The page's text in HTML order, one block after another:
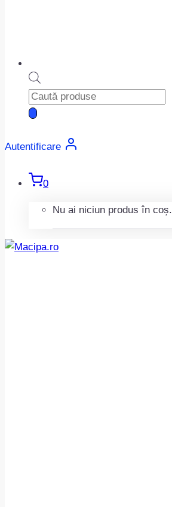
Products
search
Autentificare
0
Nu ai niciun produs în coș.